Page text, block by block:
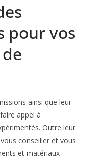
pour vos
ainsi que leur
appel à
Outre leur
conseiller et vous
et matériaux